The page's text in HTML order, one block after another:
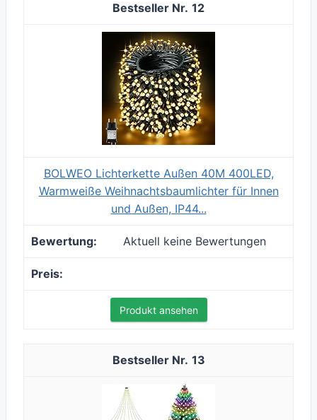
12
BOLWEO Lichterkette Außen 40M 400LED,
Warmweiße Weihnachtsbaumlichter für Innen
und Außen, IP44...
Aktuell keine Bewertungen
Produkt ansehen
13